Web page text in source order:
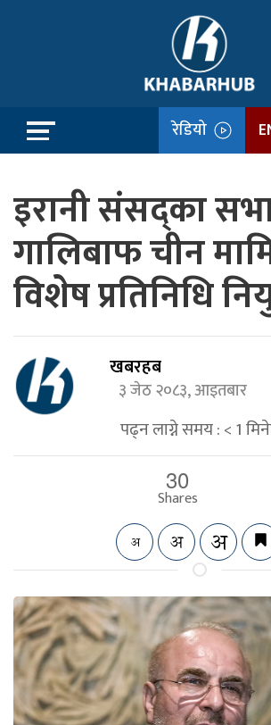
रेडियो
इरानी संसद्का
गालिबाफ चीन
विशेष प्रतिनिधि
खबरहब
३ जेठ २०८३, आइतबार
पढ्न लाग्ने समय :< 1
30
Shares